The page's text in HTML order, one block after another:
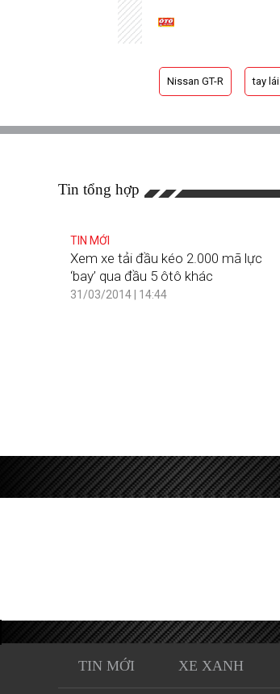
Nissan GT-R tay lái
Tin tổng hợp
TIN MỚI
Xem xe tải đầu kéo 2.000 mã lực
‘bay’ qua đầu 5 ôtô khác
31/03/2014 | 14:44
TIN MỚI XE XANH